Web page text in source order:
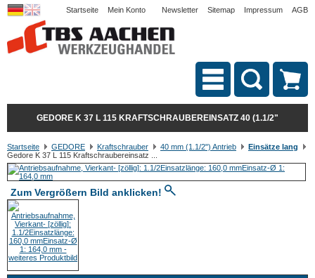
Startseite Mein Konto Newsletter Sitemap Impressum AGB
GEDORE K 37 L 115 KRAFTSCHRAUBEREINSATZ 40 (1.1/2"
Startseite GEDORE Kraftschrauber 40 mm (1.1/2") Antrieb
Einsätze lang
Gedore K 37 L 115 Kraftschraubereinsatz ...
Zum Vergrößern Bild anklicken!